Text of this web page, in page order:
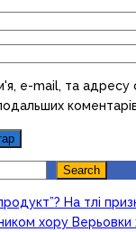
e-mail, та адресу
Search
На тлі
хору